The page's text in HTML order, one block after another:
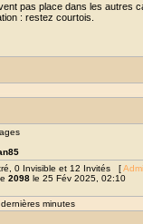
pas place dans les autres
: restez courtois.
0 Invisible et 12 Invités [
2098 le 25 Fév 2025, 02:10
minutes